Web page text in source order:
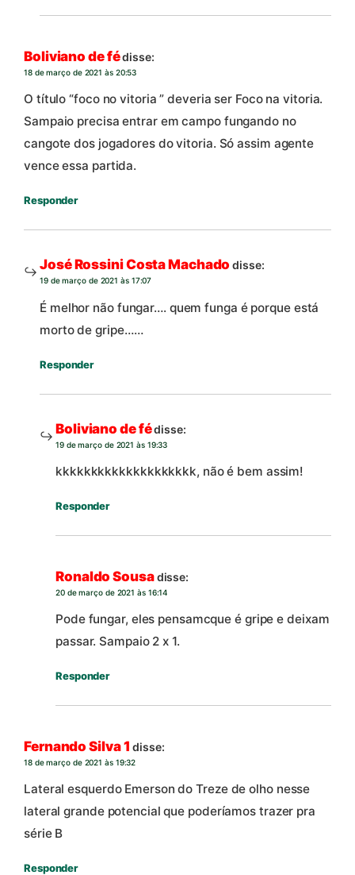
Boliviano de fédisse:
18 de março de 2021 às 20:53
O título “foco no vitoria ” deveria ser Foco na vitoria.
Sampaio precisa entrar em campo fungando no
cangote dos jogadores do vitoria. Só assim agente
vence essa partida.
Responder
José Rossini Costa Machado disse:
19 de março de 2021 às 17:07
É melhor não fungar…. quem funga é porque está
morto de gripe……
Responder
Boliviano de fédisse:
19 de março de 2021 às 19:33
kkkkkkkkkkkkkkkkkkkk, não é bem assim!
Responder
Ronaldo Sousadisse:
20 de março de 2021 às 16:14
Pode fungar, eles pensamcque é gripe e deixam
passar. Sampaio 2 x 1.
Responder
Fernando Silva 1 disse:
18 de março de 2021 às 19:32
Lateral esquerdo Emerson do Treze de olho nesse
lateral grande potencial que poderíamos trazer pra
série B
Responder